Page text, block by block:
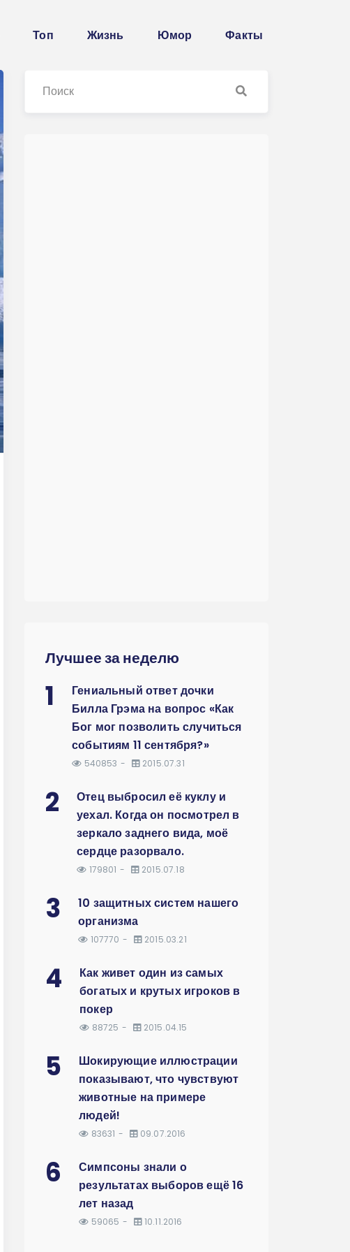
Топ Жизнь Юмор Факты
Лучшее за неделю
1
Гениальный ответ дочки
Билла Грэма на вопрос «Как
Бог мог позволить случиться
событиям 11 сентября?»
540853 2015.07.31
2
Отец выбросил её куклу и
уехал. Когда он посмотрел в
зеркало заднего вида, моё
сердце разорвало.
179801 2015.07.18
3
10 защитных систем нашего
организма
107770 2015.03.21
4
Как живет один из самых
богатых и крутых игроков в
покер
88725 2015.04.15
5
Шокирующие иллюстрации
показывают, что чувствуют
животные на примере
людей!
83631 09.07.2016
6
Симпсоны знали о
результатах выборов ещё 16
лет назад
59065 10.11.2016